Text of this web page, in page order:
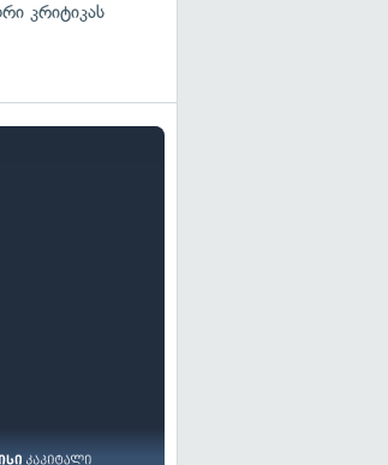
კრიტიკას